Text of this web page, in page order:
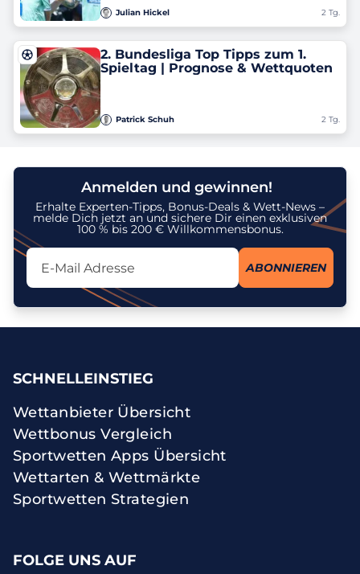
Julian Hickel 2 Tg.
2. Bundesliga Top Tipps zum 1.
Spieltag | Prognose & Wettquoten
Patrick Schuh 2 Tg.
Anmelden und gewinnen!
Erhalte Experten-Tipps, Bonus-Deals & Wett-News –
melde Dich jetzt an und sichere Dir einen exklusiven
100 % bis 200 € Willkommensbonus.
Lassen Sie dieses Feld leer
ABONNIEREN
Ich stimme dem Erhalt des Newsletters zu und erkenne an, dass
SCHNELLEINSTIEG
Wettanbieter Übersicht
Wettbonus Vergleich
Sportwetten Apps Übersicht
Wettarten & Wettmärkte
Sportwetten Strategien
FOLGE UNS AUF